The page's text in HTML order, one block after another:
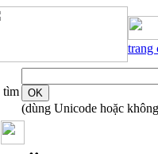
trang
tìm
(dùng Unicode hoặc